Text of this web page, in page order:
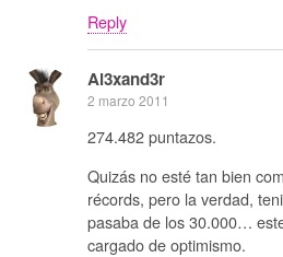
Reply
Al3xand3r
2 marzo 2011
274.482 puntazos.
Quizás no esté tan bien
récords, pero la verdad,
pasaba de los 30.000…
cargado de optimismo.